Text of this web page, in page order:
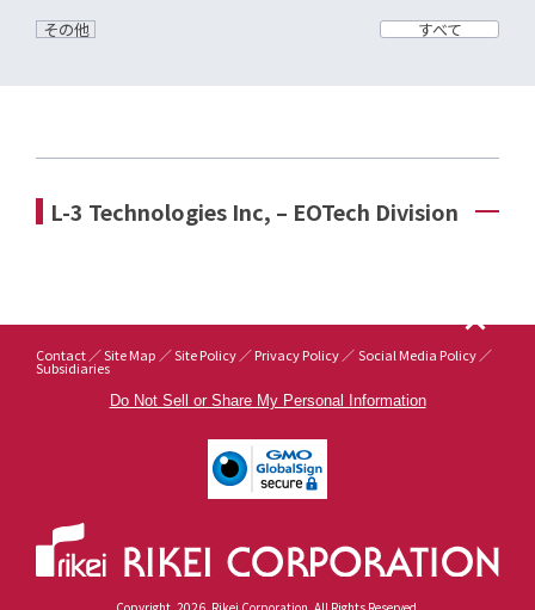
その他
すべて
L-3 Technologies Inc, – EOTech Division
Contact Site Map Site Policy Privacy Policy Social Media Policy
Subsidiaries
Do Not Sell or Share My Personal Information